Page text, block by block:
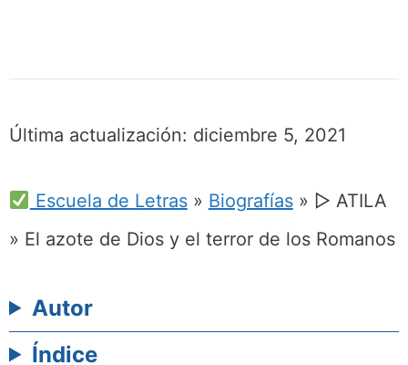
Última actualización: diciembre 5, 2021
Escuela de Letras» Biografías» ▷ ATILA
» El azote de Dios y el terror de los Romanos
Autor
Índice